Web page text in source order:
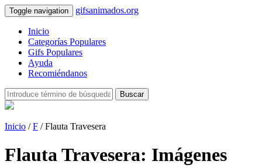
Toggle navigation gifsanimados.org
Inicio
Categorías Populares
Gifs Populares
Ayuda
Recomiéndanos
Buscar
Inicio /F / Flauta Travesera
Flauta Travesera: Imágenes